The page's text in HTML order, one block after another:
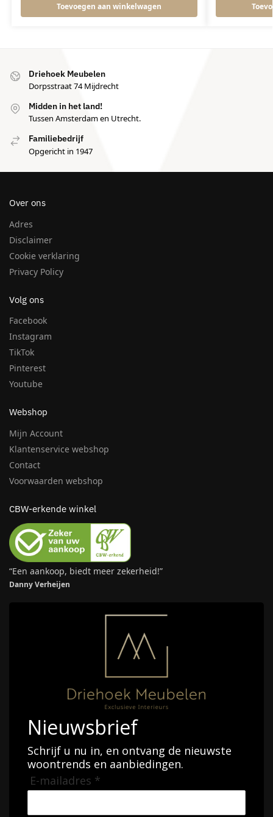
Toevoegen aan winkelwagen
Driehoek Meubelen
Dorpsstraat 74 Mijdrecht
Midden in het land!
Tussen Amsterdam en Utrecht.
Familiebedrijf
Opgericht in 1947
Over ons
Adres
Disclaimer
Cookie verklaring
Privacy Policy
Volg ons
Facebook
Instagram
TikTok
Pinterest
Youtube
Webshop
Mijn Account
Klantenservice webshop
Contact
Voorwaarden webshop
CBW-erkende winkel
“Een aankoop, biedt meer zekerheid!”
Danny Verheijen
Nieuwsbrief
Schrijf u nu in, en ontvang de nieuwste
woontrends en aanbiedingen.
E-mailadres *